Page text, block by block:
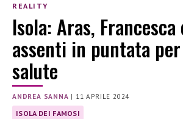
REALITY
Isola: Aras, Francesca
assenti in puntata
salute
ANDREA SANNA | 11 APRILE 2024
ISOLA DEI FAMOSI